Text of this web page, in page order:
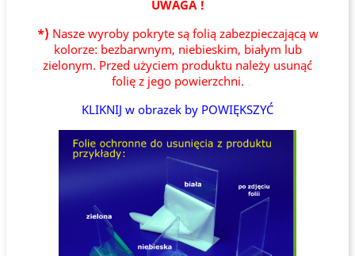
UWAGA !
*) Nasze wyroby pokryte są folią zabezpieczającą w
kolorze: bezbarwnym, niebieskim, białym lub
zielonym. Przed użyciem produktu należy usunąć
folię z jego powierzchni.
KLIKNIJ w obrazek by POWIĘKSZYĆ